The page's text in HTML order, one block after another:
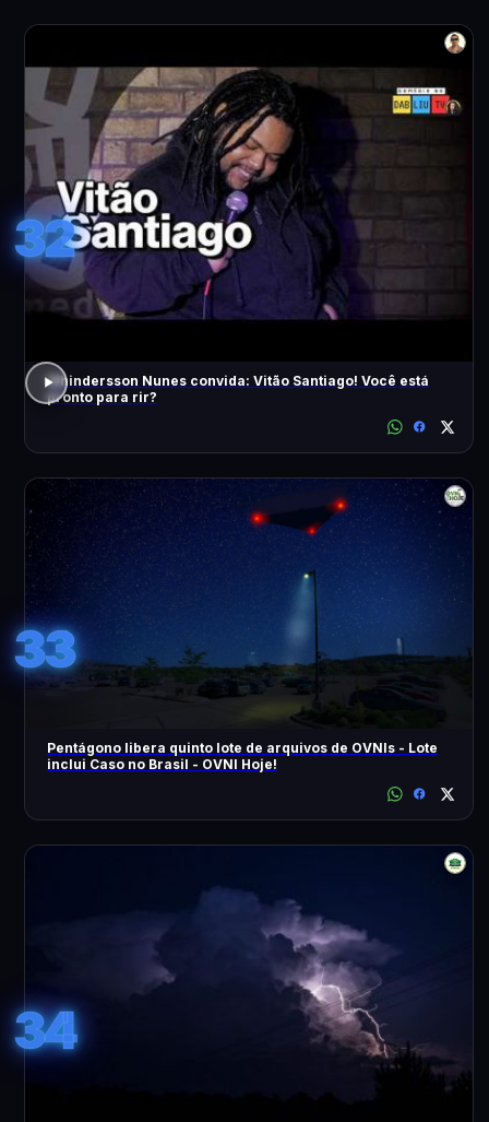
32
Whindersson Nunes convida: Vitão Santiago! Você está
pronto para rir?
33
Pentágono libera quinto lote de arquivos de OVNIs - Lote
inclui Caso no Brasil - OVNI Hoje!
34